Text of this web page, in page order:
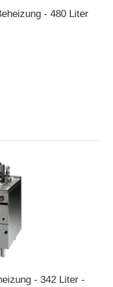
- 480 Liter
- 342 Liter -